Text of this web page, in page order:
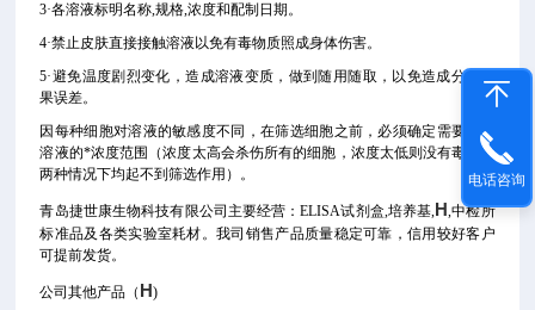
3·各溶液标明名称,规格,浓度和配制日期。
4·禁止皮肤直接接触溶液以免有毒物质照成身体伤害。
5·避免温度剧烈变化，造成溶液变质，做到随用随取，以免造成分析结
果误差。
因每种细胞对溶液的敏感度不同，在筛选细胞之前，必须确定需要筛选
溶液的*浓度范围（浓度太高会杀伤所有的细胞，浓度太低则没有毒性这
两种情况下均起不到筛选作用）。
青岛捷世康生物科技有限公司主要经营：ELISA试剂盒,培养基,H,中检所
标准品及各类实验室耗材。我司销售产品质量稳定可靠，信用较好客户
可提前发货。
公司其他产品（ H)
电话咨询